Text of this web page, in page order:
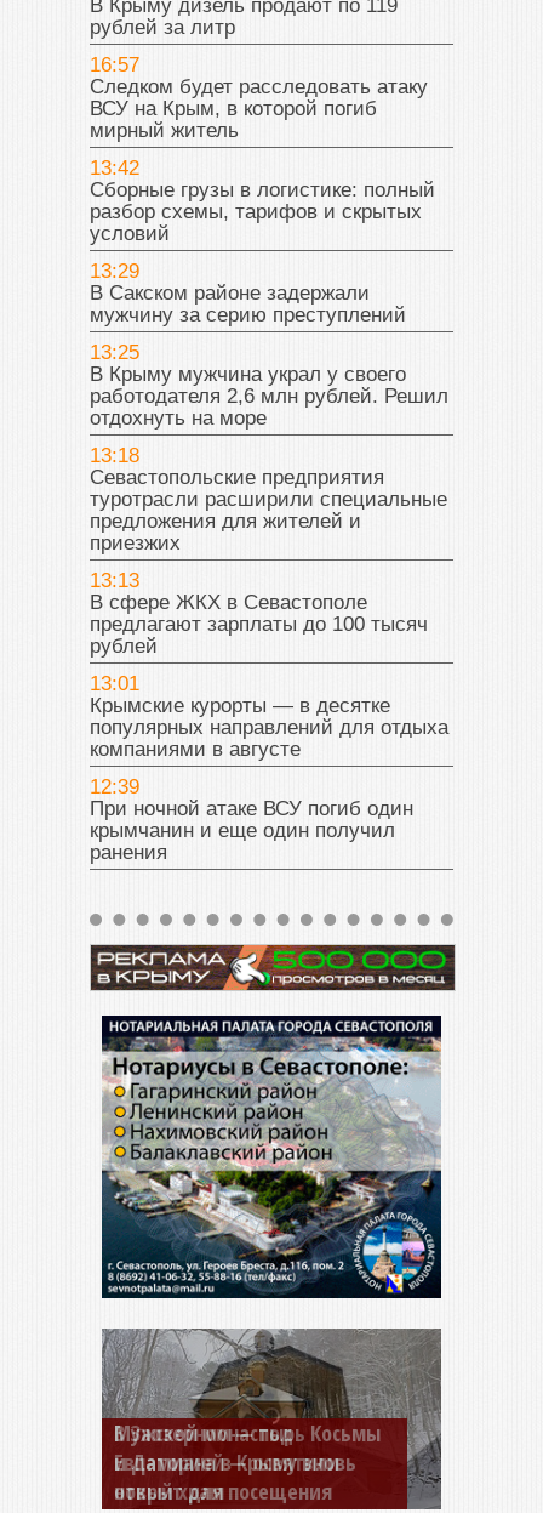
В Крыму дизель продают по 119
рублей за литр
16:57
Следком будет расследовать атаку
ВСУ на Крым, в которой погиб
мирный житель
13:42
Сборные грузы в логистике: полный
разбор схемы, тарифов и скрытых
условий
13:29
В Сакском районе задержали
мужчину за серию преступлений
13:25
В Крыму мужчина украл у своего
работодателя 2,6 млн рублей. Решил
отдохнуть на море
13:18
Севастопольские предприятия
туротрасли расширили специальные
предложения для жителей и
приезжих
13:13
В сфере ЖКХ в Севастополе
предлагают зарплаты до 100 тысяч
рублей
13:01
Крымские курорты — в десятке
популярных направлений для отдыха
компаниями в августе
12:39
При ночной атаке ВСУ погиб один
крымчанин и еще один получил
ранения
Мужской монастырь Косьмы
и Дамиана в Крыму вновь
открыт для посещения